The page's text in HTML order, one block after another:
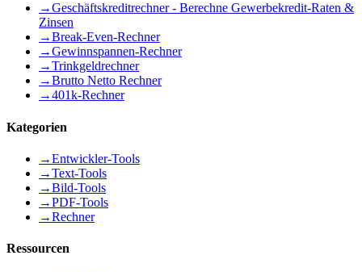
→Geschäftskreditrechner - Berechne Gewerbekredit-Raten &
Zinsen
→Break-Even-Rechner
→Gewinnspannen-Rechner
→Trinkgeldrechner
→Brutto Netto Rechner
→401k-Rechner
Kategorien
→Entwickler-Tools
→Text-Tools
→Bild-Tools
→PDF-Tools
→Rechner
Ressourcen